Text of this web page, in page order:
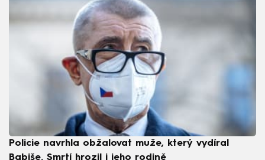
Policie navrhla obžalovat muže, který vydíral
Babiše. Smrtí hrozil i jeho rodině